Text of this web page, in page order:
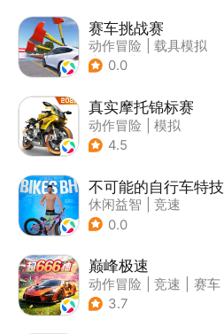
赛车挑战赛
动作冒险
载具模拟
| 汽车
0.0
真实摩托锦标赛
动作冒险
模拟
| 摩托车
4.5
不可能的自行车特技
休闲益智
竞速
| 自行车
0.0
巅峰极速
动作冒险 竞速
赛车
| 漂移
3.7